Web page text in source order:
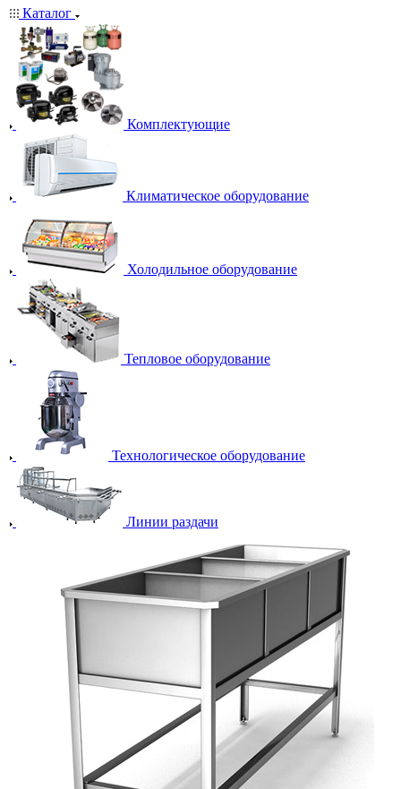
Каталог
Комплектующие
Климатическое оборудование
Холодильное оборудование
Тепловое оборудование
Технологическое оборудование
Линии раздачи